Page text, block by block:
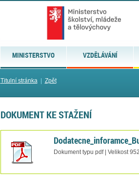
MINISTERSTVO VZDĚLÁVÁNÍ
Titulní stránka| Zpět
DOKUMENT KE STAŽENÍ
Dokument typu pdf | Velikost